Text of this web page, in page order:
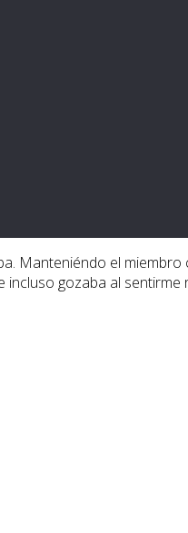
Manteniéndo el
gozaba al sentirme